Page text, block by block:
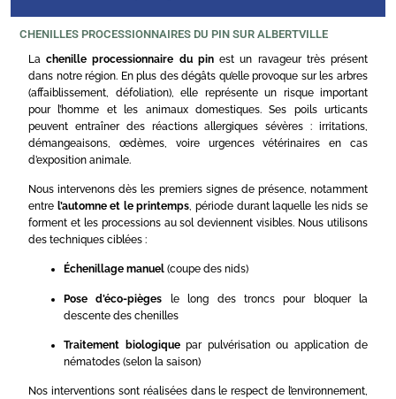
CHENILLES PROCESSIONNAIRES DU PIN SUR ALBERTVILLE
Lachenille processionnaire du pinest un ravageur très présent
dans notre région. En plus des dégâts qu’elle provoque sur les arbres
(affaiblissement, défoliation), elle représente un risque important
pour l’homme et les animaux domestiques. Ses poils urticants
peuvent entraîner des réactions allergiques sévères : irritations,
démangeaisons, œdèmes, voire urgences vétérinaires en cas
d’exposition animale.
Nous intervenons dès les premiers signes de présence, notamment
entre l’automne et le printemps, période durant laquelle les nids se
forment et les processions au sol deviennent visibles. Nous utilisons
des techniques ciblées :
Échenillage manuel (coupe des nids)
Pose d’éco-pièges le long des troncs pour bloquer la
descente des chenilles
Traitement biologiquepar pulvérisation ou application de
nématodes (selon la saison)
Nos interventions sont réalisées dans le respect de l’environnement,